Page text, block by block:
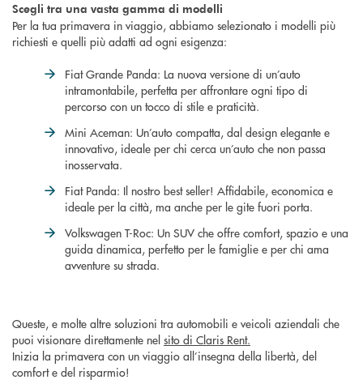
Scegli tra una vasta gamma di modelli
Per la tua primavera in viaggio, abbiamo selezionato i modelli più
richiesti e quelli più adatti ad ogni esigenza:
Fiat Grande Panda: La nuova versione di un’auto
intramontabile, perfetta per affrontare ogni tipo di
percorso con un tocco di stile e praticità.
Mini Aceman: Un’auto compatta, dal design elegante e
innovativo, ideale per chi cerca un’auto che non passa
inosservata.
Fiat Panda: Il nostro best seller! Affidabile, economica e
ideale per la città, ma anche per le gite fuori porta.
Volkswagen T-Roc: Un SUV che offre comfort, spazio e una
guida dinamica, perfetto per le famiglie e per chi ama
avventure su strada.
Queste, e molte altre soluzioni tra automobili e veicoli aziendali che
puoi visionare direttamente nel sito di Claris Rent.
Inizia la primavera con un viaggio all’insegna della libertà, del
comfort e del risparmio!